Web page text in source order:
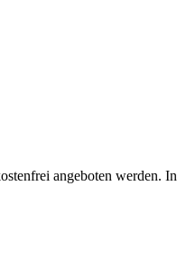
angeboten werden. In